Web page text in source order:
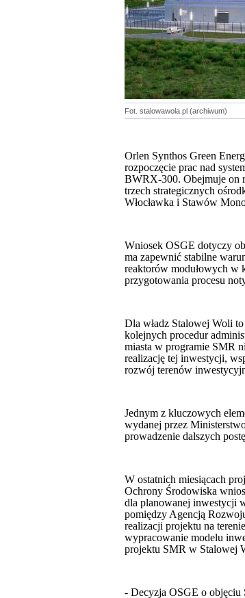
Fot. stalowawola.pl (archiwum)
Orlen Synthos Green
rozpoczęcie prac nad
BWRX-300. Obejmuje on
trzech strategicznych
Włocławka i Stawów
Wniosek OSGE dotyczy
ma zapewnić stabilne
reaktorów modułowych w
przygotowania procesu
Dla władz Stalowej Woli
kolejnych procedur
miasta w programie SMR
realizację tej inwestycji,
rozwój terenów
Jednym z kluczowych
wydanej przez
prowadzenie dalszych
W ostatnich miesiącach
Ochrony Środowiska
dla planowanej inwestycji
pomiędzy Agencją
realizacji projektu na
wypracowanie modelu
projektu SMR w Stalowej
- Decyzja OSGE o objęciu